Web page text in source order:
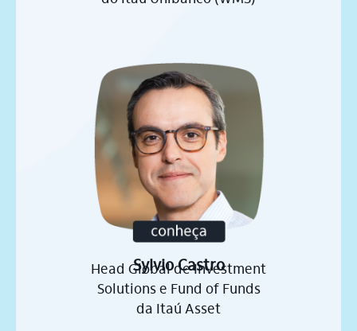
Sylvio Castro
Head Global de Investment
Solutions e Fund of Funds
da Itaú Asset